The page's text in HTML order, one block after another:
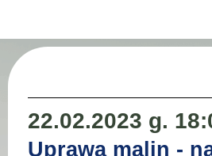
22.02.2023 g.
Uprawa malin -